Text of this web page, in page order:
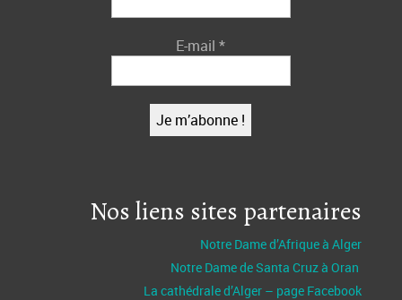
E-mail*
Nos liens sites partenaires
Notre Dame d’Afrique à Alger
Notre Dame de Santa Cruz à Oran
La cathédrale d’Alger – page Facebook